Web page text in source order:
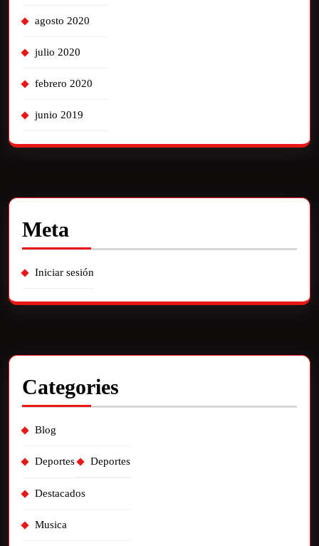
agosto 2020
julio 2020
febrero 2020
junio 2019
Meta
Iniciar sesión
Categories
Blog
Deportes Deportes
Destacados
Musica